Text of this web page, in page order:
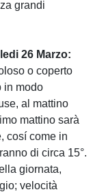
grandi
26 Marzo:
o coperto
in modo
al mattino
mattino sarà
cosí come in
di circa 15°.
giornata,
velocità